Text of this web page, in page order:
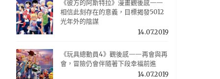
《彼方的阿斯特拉》漫畫觀後感——
相信此刻存在的意義，目標揭發5012
光年外的陰謀
14.07.2019
《玩具總動員4》觀後感——再會與再
會，冒險仍會伴隨著下段幸福前進
14.07.2019